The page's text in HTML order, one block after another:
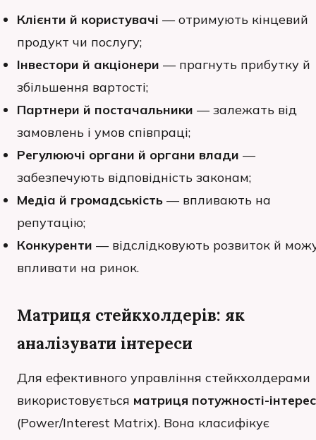
Клієнти й користувачі — отримують кінцевий
продукт чи послугу;
Інвестори й акціонери — прагнуть прибутку й
збільшення вартості;
Партнери й постачальники — залежать від
замовлень і умов співпраці;
Регулюючі органи й органи влади —
забезпечують відповідність законам;
Медіа й громадськість — впливають на
репутацію;
Конкуренти — відслідковують розвиток й
впливати на ринок.
Матриця стейкхолдерів: як
аналізувати інтереси
Для ефективного управління стейкхолдерами
використовується матриця потужності-
(Power/Interest Matrix). Вона класифікує